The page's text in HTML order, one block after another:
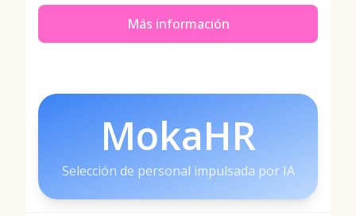
Más información
MokaHR
Selección de personal impulsada por IA